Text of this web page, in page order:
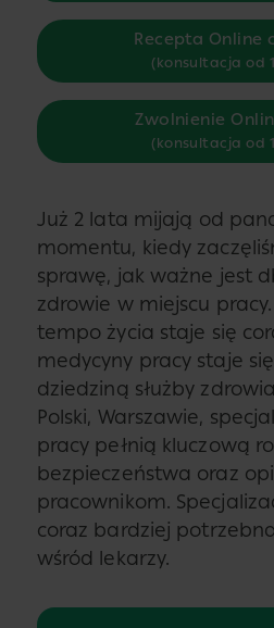
Recepta Online
(konsultacja od
Zwolnienie
(konsultacja od
Już 2 lata mijają od
momentu, kiedy
sprawę, jak ważne jest
zdrowie w miejscu
tempo życia staje się
medycyny pracy staje
dziedziną służby
Polski, Warszawie,
pracy pełnią kluczową
bezpieczeństwa oraz
pracownikom.
coraz bardziej
wśród lekarzy.